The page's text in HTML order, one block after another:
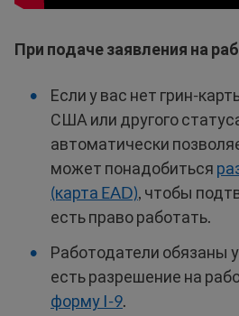
При подаче заявления на
Если у вас нет грин-
США или другого
автоматически
может понадобиться
(карта EAD), чтобы
есть право работать.
Работодатели обязаны
есть разрешение на
форму I-9.